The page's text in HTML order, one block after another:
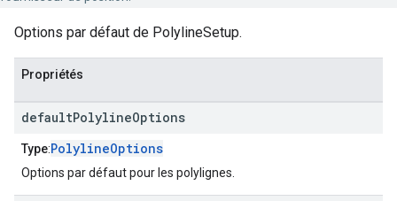
Options par défaut de PolylineSetup.
Propriétés
defaultPolylineOptions
Type:PolylineOptions
Options par défaut pour les polylignes.